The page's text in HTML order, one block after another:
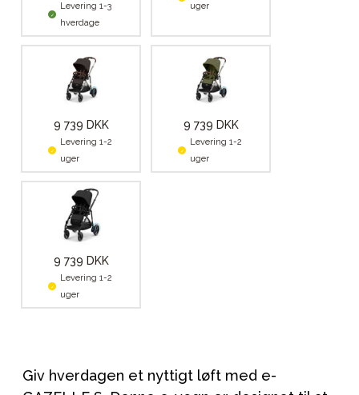
Levering 1-3
hverdage
uger
9 739 DKK
Levering 1-2
uger
9 739 DKK
Levering 1-2
uger
9 739 DKK
Levering 1-2
uger
Giv hverdagen et nyttigt løft med e-